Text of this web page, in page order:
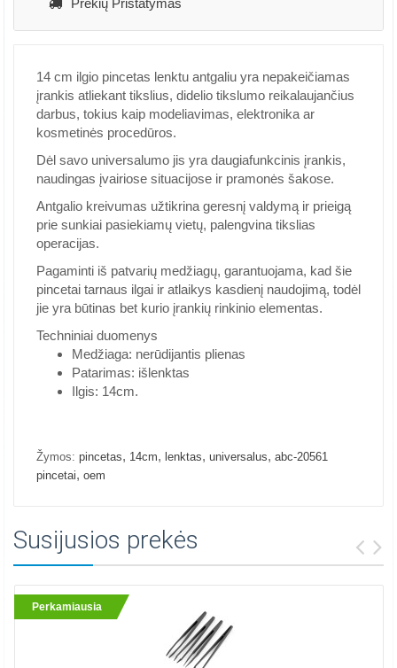
Prekių Pristatymas
14 cm ilgio pincetas lenktu antgaliu yra nepakeičiamas
įrankis atliekant tikslius, didelio tikslumo reikalaujančius
darbus, tokius kaip modeliavimas, elektronika ar
kosmetinės procedūros.
Dėl savo universalumo jis yra daugiafunkcinis įrankis,
naudingas įvairiose situacijose ir pramonės šakose.
Antgalio kreivumas užtikrina geresnį valdymą ir prieigą
prie sunkiai pasiekiamų vietų, palengvina tikslias
operacijas.
Pagaminti iš patvarių medžiagų, garantuojama, kad šie
pincetai tarnaus ilgai ir atlaikys kasdienį naudojimą, todėl
jie yra būtinas bet kurio įrankių rinkinio elementas.
Techniniai duomenys
Medžiaga: nerūdijantis plienas
Patarimas: išlenktas
Ilgis: 14cm.
Žymos: pincetas, 14cm, lenktas, universalus, abc-20561
pincetai, oem
Susijusios prekės
Perkamiausia